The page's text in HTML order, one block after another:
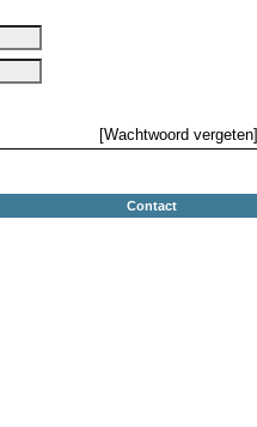
[Wachtwoord vergeten]
Contact